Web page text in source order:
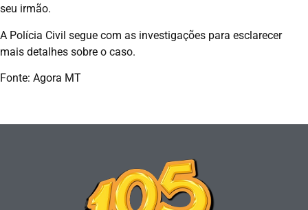
seu irmão.
A Polícia Civil segue com as investigações para esclarecer
mais detalhes sobre o caso.
Fonte: Agora MT